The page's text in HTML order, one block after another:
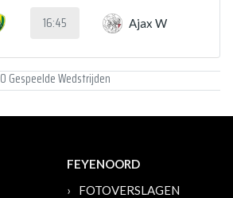
16:45 Ajax W
0 Gespeelde Wedstrijden
FEYENOORD
FOTOVERSLAGEN